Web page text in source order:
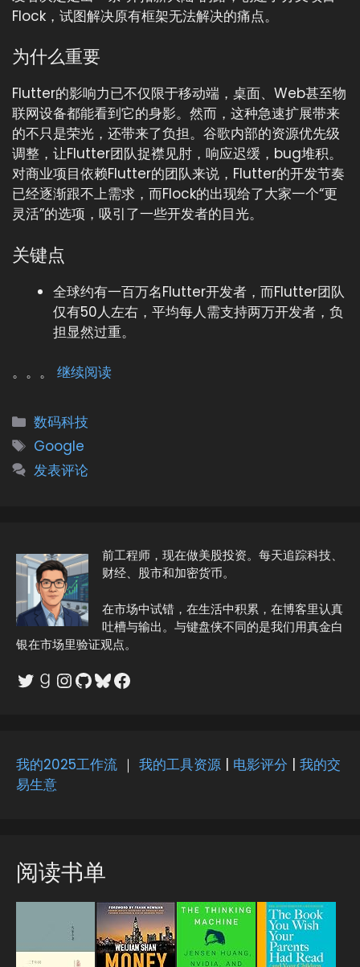
Flock，试图解决原有框架无法解决的痛点。
为什么重要
Flutter的影响力已不仅限于移动端，桌面、Web甚至物
联网设备都能看到它的身影。然而，这种急速扩展带来
的不只是荣光，还带来了负担。谷歌内部的资源优先级
调整，让Flutter团队捉襟见肘，响应迟缓，bug堆积。
对商业项目依赖Flutter的团队来说，Flutter的开发节奏
已经逐渐跟不上需求，而Flock的出现给了大家一个“更
灵活”的选项，吸引了一些开发者的目光。
关键点
全球约有一百万名Flutter开发者，而Flutter团队
仅有50人左右，平均每人需支持两万开发者，负
担显然过重。
。。。 继续阅读
分
类
数码科技
标
签
Google
发表评论
前工程师，现在做美股投资。每天追踪科技、
财经、股市和加密货币。
在市场中试错，在生活中积累，在博客里认真
吐槽与输出。与键盘侠不同的是我们用真金白
银在市场里验证观点。
Twitter
Goodreads
Instagram
GitHub
Bluesky
Facebook
我的2025工作流 ｜ 我的工具资源 | 电影评分 | 我的交
易生意
阅读书单